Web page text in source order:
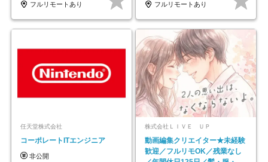
フルリモートあり
フルリモートあり
任天堂株式会社
コーポレートITエンジニア
非公開
株式会社ＬＩＶＥ ＵＰ
動画編集クリエイター★未経験
歓迎／フルリモOK／残業なし